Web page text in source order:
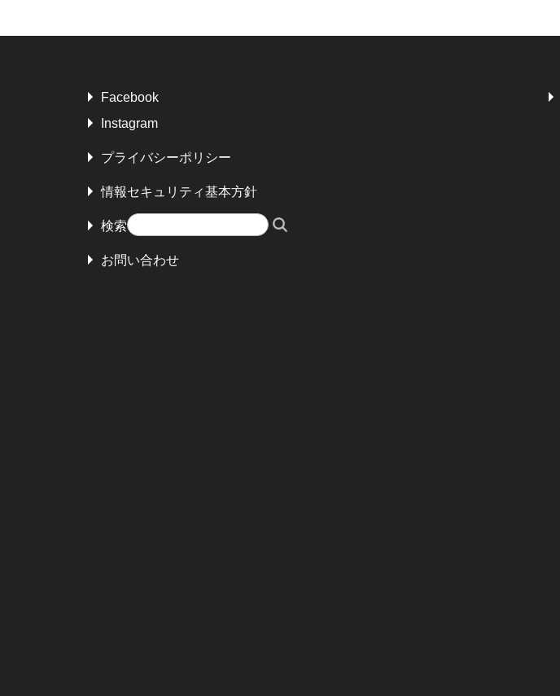
Facebook
Instagram
プライバシーポリシー
情報セキュリティ基本方針
検索
お問い合わせ